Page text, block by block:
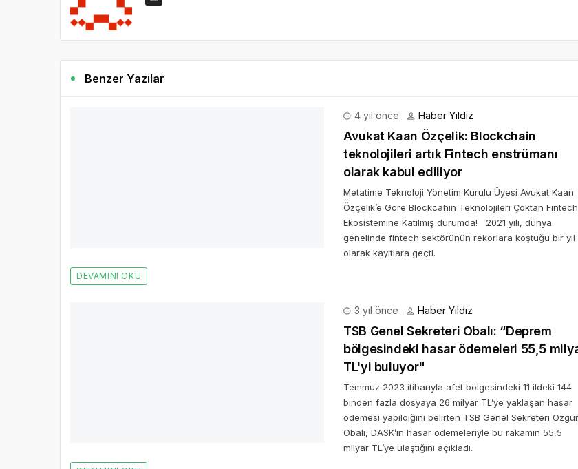
Benzer Yazılar
4 yıl önce Haber Yıldız
Avukat Kaan Özçelik: Blockchain
teknolojileri artık Fintech enstrümanı
olarak kabul ediliyor
Metatime Teknoloji Yönetim Kurulu Üyesi Avukat Kaan
Özçelik’e Göre Blockcahin Teknolojileri Çoktan Fintech
Ekosistemine Katılmış durumda! 2021 yılı, dünya
genelinde fintech sektörünün rekorlara koştuğu bir yıl
olarak kayıtlara geçti.
DEVAMINI OKU
TSB Genel Sekreteri Obalı: “Deprem bölgesindeki hasar ödemeleri 55,5 milyar TL'yi
Temmuz 2023 itibarıyla afet bölgesindeki 11 ildeki 144 binden fazla dosyaya 26 milyar TL’ye yaklaşan hasar ödemesi
yapıldığını belirten TSB Genel Sekreteri Özgür Obalı, DASK’ın hasar ödemeleriyle bu rakamın 55,5 milyar TL’ye ulaştığını